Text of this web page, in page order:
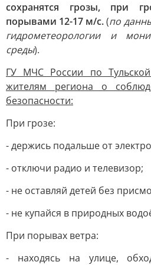
сохранятся грозы, при
порывами 12-17 м/с.(по
гидрометеорологии и
среды).
ГУ МЧС России по
жителям региона о
безопасности:
При грозе:
- держись подальше от
- отключи радио и телевизор;
- не оставляй детей без
- не купайся в природных
При порывах ветра:
- находясь на улице,